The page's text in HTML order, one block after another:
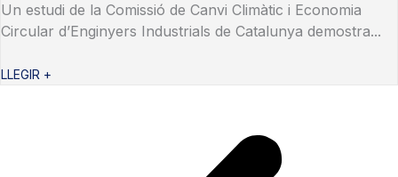
Un estudi de la Comissió de Canvi Climàtic i Economia
Circular d’Enginyers Industrials de Catalunya demostra...
LLEGIR +